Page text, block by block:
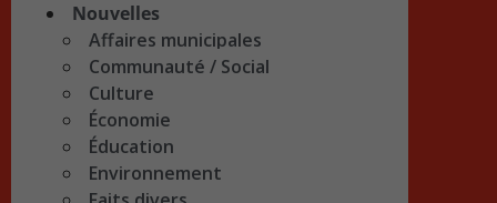
Nouvelles
Affaires municipales
Communauté / Social
Culture
Économie
Éducation
Environnement